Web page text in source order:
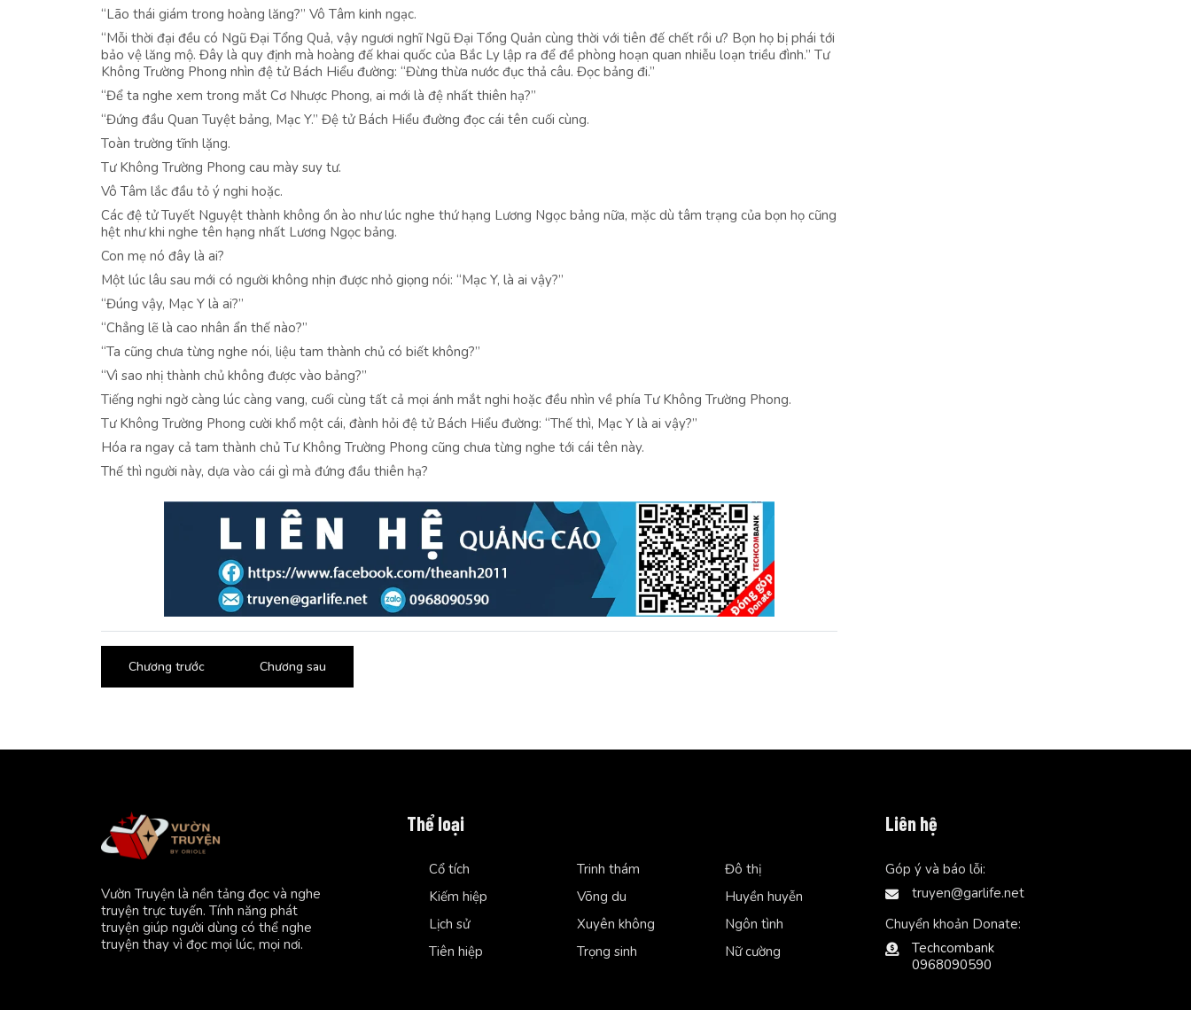
“Lão thái giám trong hoàng lăng?” Vô Tâm kinh ngạc.
“Mỗi thời đại đều có Ngũ Đại Tổng Quả, vậy ngươi nghĩ Ngũ Đại Tổng Quản cùng thời với tiên đế chết rồi ư? Bọn họ bị phái tới
bảo vệ lăng mộ. Đây là quy định mà hoàng đế khai quốc của Bắc Ly lập ra để đề phòng hoạn quan nhiễu loạn triều đình.” Tư
Không Trường Phong nhìn đệ tử Bách Hiểu đường: “Đừng thừa nước đục thả câu. Đọc bảng đi.”
“Để ta nghe xem trong mắt Cơ Nhược Phong, ai mới là đệ nhất thiên hạ?”
“Đứng đầu Quan Tuyệt bảng, Mạc Y.” Đệ tử Bách Hiểu đường đọc cái tên cuối cùng.
Toàn trường tĩnh lặng.
Tư Không Trường Phong cau mày suy tư.
Vô Tâm lắc đầu tỏ ý nghi hoặc.
Các đệ tử Tuyết Nguyệt thành không ồn ào như lúc nghe thứ hạng Lương Ngọc bảng nữa, mặc dù tâm trạng của bọn họ cũng
hệt như khi nghe tên hạng nhất Lương Ngọc bảng.
Con mẹ nó đây là ai?
Một lúc lâu sau mới có người không nhịn được nhỏ giọng nói: “Mạc Y, là ai vậy?”
“Đúng vậy, Mạc Y là ai?”
“Chẳng lẽ là cao nhân ẩn thế nào?”
“Ta cũng chưa từng nghe nói, liệu tam thành chủ có biết không?”
“Vì sao nhị thành chủ không được vào bảng?”
Tiếng nghi ngờ càng lúc càng vang, cuối cùng tất cả mọi ánh mắt nghi hoặc đều nhìn về phía Tư Không Trường Phong.
Tư Không Trường Phong cười khổ một cái, đành hỏi đệ tử Bách Hiểu đường: “Thế thì, Mạc Y là ai vậy?”
Hóa ra ngay cả tam thành chủ Tư Không Trường Phong cũng chưa từng nghe tới cái tên này.
Thế thì người này, dựa vào cái gì mà đứng đầu thiên hạ?
Chương trước Chương sau
Vườn Truyện là nền tảng đọc và nghe
truyện trực tuyến. Tính năng phát
truyện giúp người dùng có thể nghe
truyện thay vì đọc mọi lúc, mọi nơi.
Thể loại
Cổ tích
Kiếm hiệp
Lịch sử
Tiên hiệp
Trinh thám
Võng du
Xuyên không
Trọng sinh
Đô thị
Huyền huyễn
Ngôn tình
Nữ cường
Liên hệ
Góp ý và báo lỗi:
truyen@garlife.net
Chuyển khoản Donate:
Techcombank
0968090590